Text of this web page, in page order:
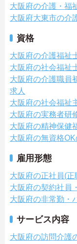
大阪府の介護・福
大阪府大東市の介
資格
大阪府の介護福祉
大阪府の社会福祉
大阪府の介護職員
求人
大阪府の社会福祉
大阪府の実務者研
大阪府の精神保健
大阪府の無資格OK
雇用形態
大阪府の正社員(正
大阪府の契約社員
大阪府の非常勤・
サービス内容
大阪府の訪問介護